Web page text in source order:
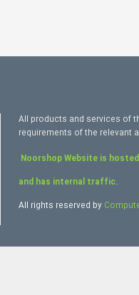
All products and services of
requirements of the relevant
Noorshop Website is
and has internal traffic.
All rights reserved by